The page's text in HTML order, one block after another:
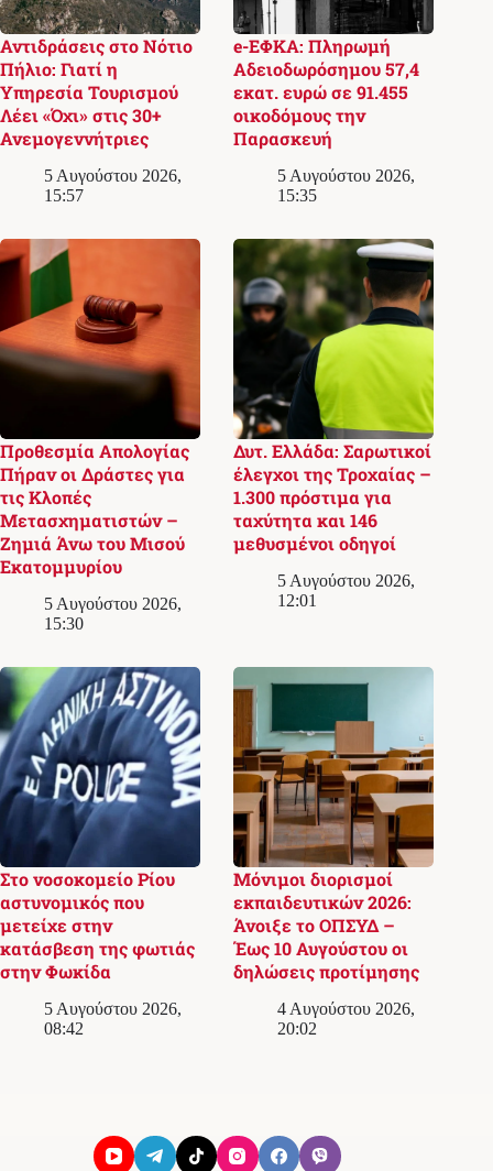
Αντιδράσεις στο Νότιο
Πήλιο: Γιατί η
Υπηρεσία Τουρισμού
Λέει «Όχι» στις 30+
Ανεμογεννήτριες
5 Αυγούστου 2026,
15:57
e-ΕΦΚΑ: Πληρωμή
Αδειοδωρόσημου 57,4
εκατ. ευρώ σε 91.455
οικοδόμους την
Παρασκευή
5 Αυγούστου 2026,
15:35
Προθεσμία Απολογίας
Πήραν οι Δράστες για
τις Κλοπές
Μετασχηματιστών –
Ζημιά Άνω του Μισού
Εκατομμυρίου
5 Αυγούστου 2026,
15:30
Δυτ. Ελλάδα: Σαρωτικοί
έλεγχοι της Τροχαίας –
1.300 πρόστιμα για
ταχύτητα και 146
μεθυσμένοι οδηγοί
5 Αυγούστου 2026,
12:01
Στο νοσοκομείο Ρίου
αστυνομικός που
μετείχε στην
κατάσβεση της φωτιάς
στην Φωκίδα
5 Αυγούστου 2026,
08:42
Μόνιμοι διορισμοί
εκπαιδευτικών 2026:
Άνοιξε το ΟΠΣΥΔ –
Έως 10 Αυγούστου οι
δηλώσεις προτίμησης
4 Αυγούστου 2026,
20:02